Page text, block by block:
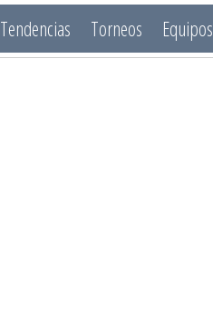
Tendencias Torneos Equipos